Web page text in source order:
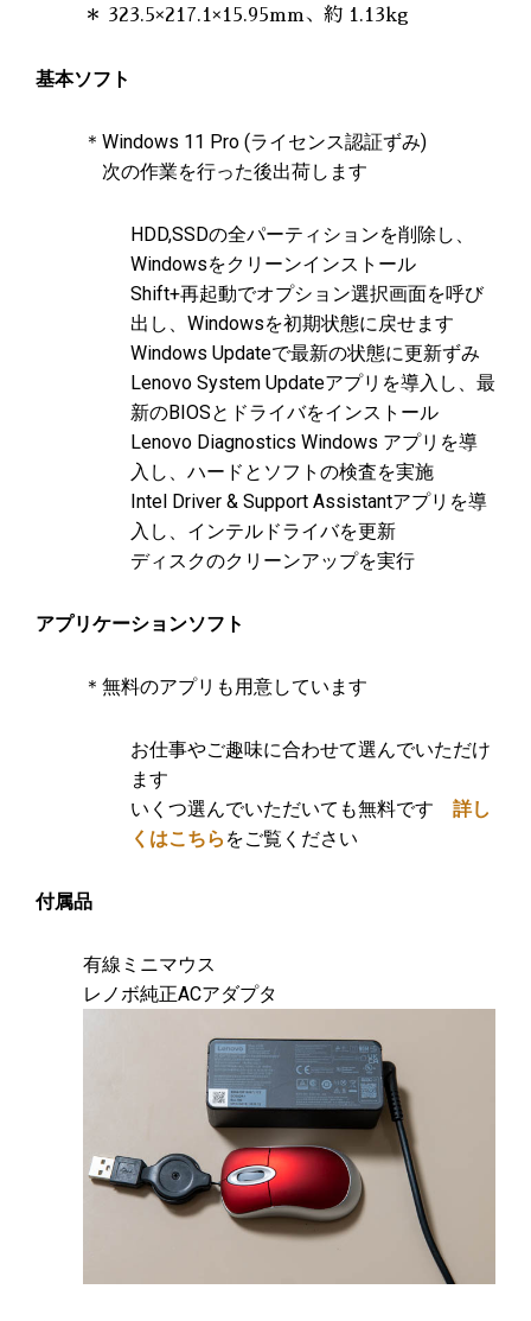
＊ 323.5×217.1×15.95mm、約 1.13kg
基本ソフト
＊Windows 11 Pro (ライセンス認証ずみ)
次の作業を行った後出荷します
HDD,SSDの全パーティションを削除し、
Windowsをクリーンインストール
Shift+再起動でオプション選択画面を呼び
出し、Windowsを初期状態に戻せます
Windows Updateで最新の状態に更新ずみ
Lenovo System Updateアプリを導入し、最
新のBIOSとドライバをインストール
Lenovo Diagnostics Windows アプリを導
入し、ハードとソフトの検査を実施
Intel Driver & Support Assistantアプリを導
入し、インテルドライバを更新
ディスクのクリーンアップを実行
アプリケーションソフト
＊無料のアプリも用意しています
お仕事やご趣味に合わせて選んでいただけ
ます
いくつ選んでいただいても無料です 詳し
くはこちら をご覧ください
付属品
有線ミニマウス
レノボ純正ACアダプタ